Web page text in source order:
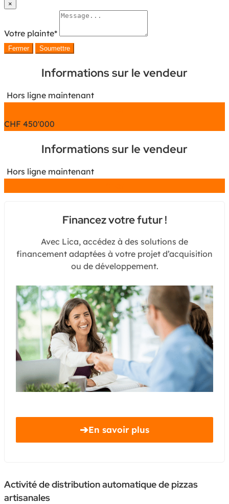
×
Votre plainte*
Fermer Soumettre
Informations sur le vendeur
Hors ligne maintenant
CHF 450'000
Informations sur le vendeur
Hors ligne maintenant
Financez votre futur !
Avec Lica, accédez à des solutions de
financement adaptées à votre projet d’acquisition
ou de développement.
➔En savoir plus
Activité de distribution automatique de pizzas
artisanales